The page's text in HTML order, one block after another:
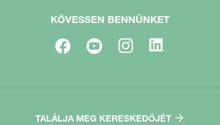
KÖVESSEN BENNÜNKET
TALÁLJA MEG KERESKEDŐJÉT